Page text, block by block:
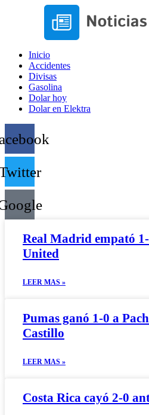
Inicio
Accidentes
Divisas
Gasolina
Dolar hoy
Dolar en Elektra
Real Madrid empató
United
LEER MAS »
Pumas ganó 1-0 a
Castillo
LEER MAS »
Costa Rica cayó 2-0